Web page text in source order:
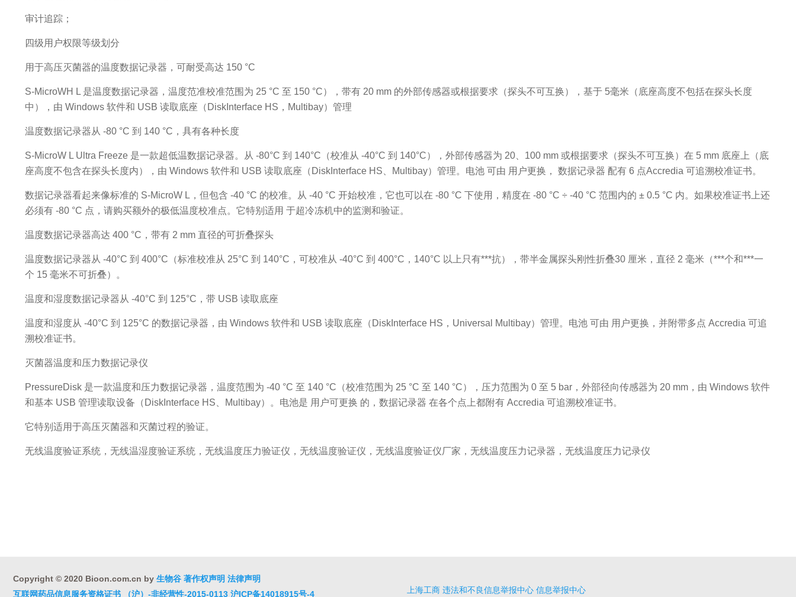
审计追踪；
四级用户权限等级划分
用于高压灭菌器的温度数据记录器，可耐受高达 150 °C
S-MicroWH L 是温度数据记录器，温度范准校准范围为 25 °C 至 150 °C），带有 20 mm 的外部传感器或根据要求（探头不可互换），基于 5毫米（底座高度不包括在探头长度
中），由 Windows 软件和 USB 读取底座（DiskInterface HS，Multibay）管理
温度数据记录器从 -80 °C 到 140 °C，具有各种长度
S-MicroW L Ultra Freeze 是一款超低温数据记录器。从 -80°C 到 140°C（校准从 -40°C 到 140°C），外部传感器为 20、100 mm 或根据要求（探头不可互换）在 5 mm 底座上（底
座高度不包含在探头长度内），由 Windows 软件和 USB 读取底座（DiskInterface HS、Multibay）管理。电池 可由 用户更换， 数据记录器 配有 6 点Accredia 可追溯校准证书。
数据记录器看起来像标准的 S-MicroW L，但包含 -40 °C 的校准。从 -40 °C 开始校准，它也可以在 -80 °C 下使用，精度在 -80 °C ÷ -40 °C 范围内的 ± 0.5 °C 内。如果校准证书上还
必须有 -80 °C 点，请购买额外的极低温度校准点。它特别适用 于超冷冻机中的监测和验证。
温度数据记录器高达 400 °C，带有 2 mm 直径的可折叠探头
温度数据记录器从 -40°C 到 400°C（标准校准从 25°C 到 140°C，可校准从 -40°C 到 400°C，140°C 以上只有***抗），带半金属探头刚性折叠30 厘米，直径 2 毫米（***个和***一
个 15 毫米不可折叠）。
温度和湿度数据记录器从 -40°C 到 125°C，带 USB 读取底座
温度和湿度从 -40°C 到 125°C 的数据记录器，由 Windows 软件和 USB 读取底座（DiskInterface HS，Universal Multibay）管理。电池 可由 用户更换，并附带多点 Accredia 可追
溯校准证书。
灭菌器温度和压力数据记录仪
PressureDisk 是一款温度和压力数据记录器，温度范围为 -40 °C 至 140 °C（校准范围为 25 °C 至 140 °C），压力范围为 0 至 5 bar，外部径向传感器为 20 mm，由 Windows 软件
和基本 USB 管理读取设备（DiskInterface HS、Multibay）。电池是 用户可更换 的，数据记录器 在各个点上都附有 Accredia 可追溯校准证书。
它特别适用于高压灭菌器和灭菌过程的验证。
无线温度验证系统，无线温湿度验证系统，无线温度压力验证仪，无线温度验证仪，无线温度验证仪厂家，无线温度压力记录器，无线温度压力记录仪
Copyright © 2020 Bioon.com.cn by 生物谷 著作权声明 法律声明
互联网药品信息服务资格证书 （沪）-非经营性-2015-0113 沪ICP备14018915号-4 上海工商 违法和不良信息举报中心 信息举报中心